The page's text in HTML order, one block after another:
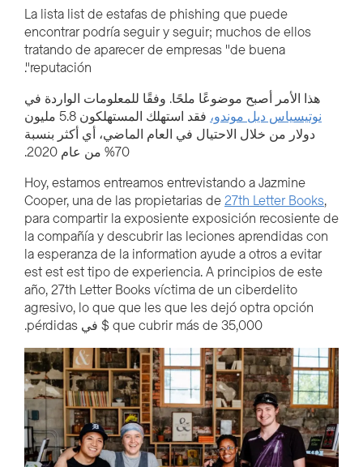
La lista list de estafas de phishing que puede
encontrar podría seguir y seguir; muchos de ellos
tratando de aparecer de empresas "de buena
reputación".
هذا الأمر أصبح موضوعًا ملحًا. وفقًا للمعلومات الواردة في
نوتيسياس ديل موندو،
فقد استهلك المستهلكون 5.8 مليون
دولار من خلال الاحتيال في العام الماضي، أي أكثر بنسبة
70% من عام 2020.
Hoy, estamos entreamos entrevistando a Jazmine
Cooper, una de las propietarias de27th Letter Books
para compartir la exposiente exposición recosiente de
la compañía y descubrir las leciones aprendidas con
la esperanza de la information ayude a otros a evitar
est est est tipo de experiencia. A principios de este
año, 27th Letter Books víctima de un ciberdelito
agresivo, lo que que les que les dejó optra opción
que cubrir más de 35,000 $ في pérdidas.